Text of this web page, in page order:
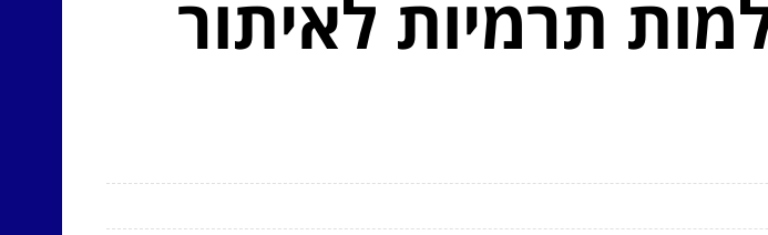
תרמיות לאיתור